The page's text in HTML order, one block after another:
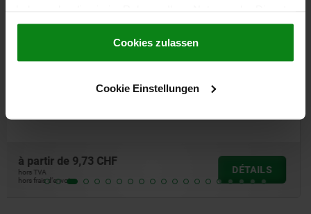
gesammelt haben.Cookie Richtlinien
Datenschutz|AGB
Cookies zulassen
Cookie Einstellungen
DÉTAILS
Embouts en zinc pour tiges rondes
à partir de
hors frais d’envoi